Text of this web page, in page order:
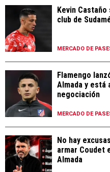
Kevin
club de
MERCADO DE
Flamengo
Almada y está
negociación
MERCADO DE
No hay
armar Coudet
Almada